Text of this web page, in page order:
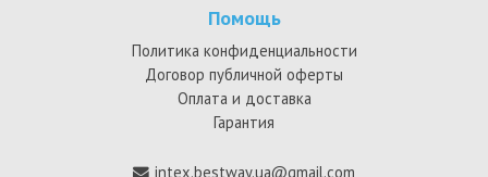
Помощь
Политика конфиденциальности
Договор публичной оферты
Оплата и доставка
Гарантия
intex.bestway.ua@gmail.com